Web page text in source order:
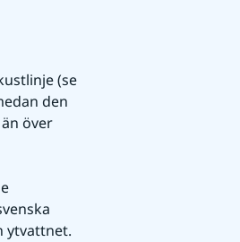
(se
den
över
ytvattnet.